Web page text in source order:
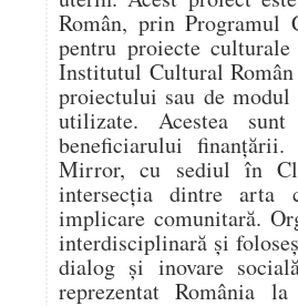
Român, prin Programul
pentru proiecte
Institutul Cultural
proiectului sau de
utilizate. Acestea
beneficiarului
Mirror, cu sediul în
intersecția dintre arta
implicare comunitară.
interdisciplinară și
dialog și inovare
reprezentat România